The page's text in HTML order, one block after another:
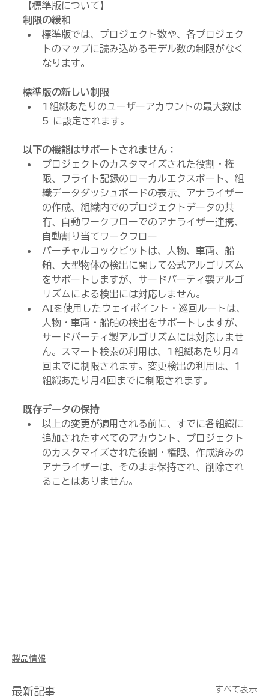
【標準版について】
制限の緩和
標準版では、プロジェクト数や、各プロジェク
トのマップに読み込めるモデル数の制限がなく
なります。
標準版の新しい制限
1組織あたりのユーザーアカウントの最大数は
5 に設定されます。
以下の機能はサポートされません：
プロジェクトのカスタマイズされた役割・権
限、フライト記録のローカルエクスポート、組
織データダッシュボードの表示、アナライザー
の作成、組織内でのプロジェクトデータの共
有、自動ワークフローでのアナライザー連携、
自動割り当てワークフロー
バーチャルコックピットは、人物、車両、船
舶、大型物体の検出に関して公式アルゴリズム
をサポートしますが、サードパーティ製アルゴ
リズムによる検出には対応しません。
AIを使用したウェイポイント・巡回ルートは、
人物・車両・船舶の検出をサポートしますが、
サードパーティ製アルゴリズムには対応しませ
ん。スマート検索の利用は、1組織あたり月4
回までに制限されます。変更検出の利用は、1
組織あたり月4回までに制限されます。
既存データの保持
以上の変更が適用される前に、すでに各組織に
追加されたすべてのアカウント、プロジェクト
のカスタマイズされた役割・権限、作成済みの
アナライザーは、そのまま保持され、削除され
ることはありません。
製品情報
最新記事 すべて表示